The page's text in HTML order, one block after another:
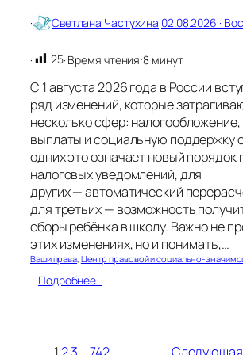
· Светлана Частухина·02.08.2026 ·
· 25· Время чтения:8 минут
С 1 августа 2026 года в России
ряд изменений, которые
несколько сфер:
выплаты и социальную поддержку
одних это означает новый порядок
налоговых уведомлений, для
других — автоматический
для третьих — возможность
сборы ребёнка в школу. Важно не
этих изменениях, но и понимать,…
Ваши права, Центр правовой и социально-
Подробнее…